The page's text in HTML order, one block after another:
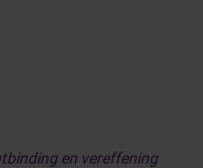
en vereffening